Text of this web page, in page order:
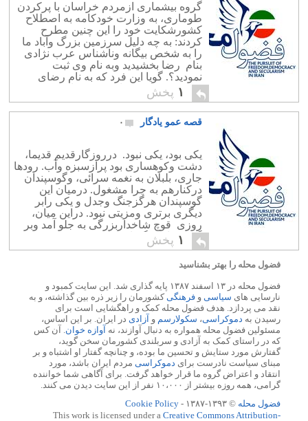
گروه بیشماری ازمردم خراسان با پرکردن
طوماری، به وزارت خودکامه به اصطلاح
کشورشکایت خود را این چنین مطرح
کردند: به چه دلیل سرزمین بزرگ وآباد ما
را به شخص بیگانه وناشناس عرب نژادی
بنام رضا بخشیدید وبه نام وی ثبت
نمودید؟. گویا این فرد که به نام رضای
غریب ورضای شماره هشت نامیده می
شود، […]
۱ پخش
قصه عمو یادگار ۰
یکی بود، یکی نبود. درروزگارقدیم قدیما،
دشت وکوهساری بود پرازسبزه وآب. رودها
جاری، بلبلان به نغمه سرائی، وگوسپندان
درکنارهم به چرا مشغول. درمیان این
گوسپندان هرگزجنگ وجدل و یکی رابر
دیگری برتری ومزیتی نبود. دراین میان،
روزی قوچ شاخداربزرگی به جلو آمد وبر
گوسپندان دیگربا پرخاش وتندی به
زورگوئی وقلدری پرداخت. گهگاهی که
گوسپندان چراگاههای […]
۱ پخش
فضول محله را بهتر بشناسید
فضول محله در ۱۳ اسفند ۱۳۸۷ پایه گذاری شد. این سایت کمبود و
نارسایی های سیاسی و فرهنگیکشورمان را زیر ذره بین گذاشته، و به
نقد می پردازد. هدف فضول محله کمک و راهگشایی است برای
رسیدن به دموکراسی، سکولارسم و آزادی در ایران. بر این اساس،
مسئولین فضول محله همواره به دنبال آوازند، نه آوازه خوان. آن کس
که در راستای کمک به آزادی و سربلندی کشورمان سخن گوید،
گفتارش مورد ستایش و تحسین ما بوده، و چنانچه گفتار او اشتباه و بر
مبنای سیاست نادرست برای دموکراسی مردم ایران باشد، مورد
انتقاد و اعتراض گروه ما قرار خواهد گرفت. برای آگاهی شما خواننده
گرامی، همه روزه بیشتر از ۱۰،۰۰۰ نفر از این سایت دیدن می کنند.
فضول محله © ۱۳۹۳-۱۳۸۷ -
Cookie Policy
This work is licensed under a Creative Commons Attribution-